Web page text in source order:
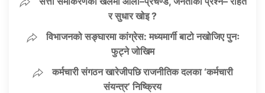
र सुधार खोइ ?
विभाजनको सङ्घारमा कांग्रेस: मध्यमार्गी बाटो नखोजिए पुनः
फुट्ने जोखिम
कर्मचारी संगठन खारेजीपछि राजनीतिक दलका ‘कर्मचारी
संयन्त्र’ निष्क्रिय